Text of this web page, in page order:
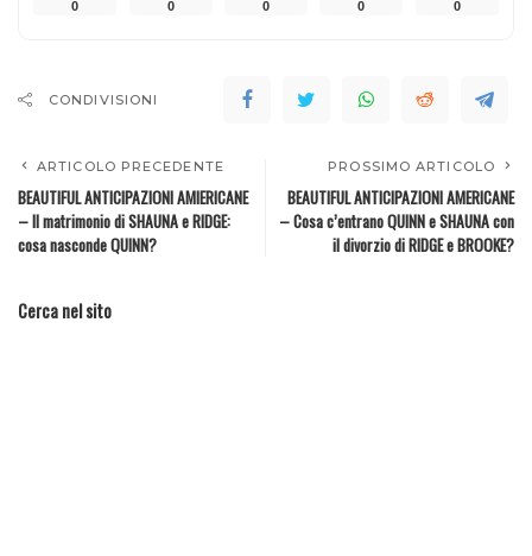
0 0 0 0 0
CONDIVISIONI
ARTICOLO PRECEDENTE
BEAUTIFUL ANTICIPAZIONI AMIERICANE
– Il matrimonio di SHAUNA e RIDGE:
cosa nasconde QUINN?
PROSSIMO ARTICOLO
BEAUTIFUL ANTICIPAZIONI AMERICANE
– Cosa c’entrano QUINN e SHAUNA con
il divorzio di RIDGE e BROOKE?
Cerca nel sito